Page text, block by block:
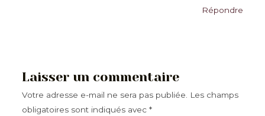
Répondre
Laisser un commentaire
Votre adresse e-mail ne sera pas publiée.
Les champs
obligatoires sont indiqués avec *